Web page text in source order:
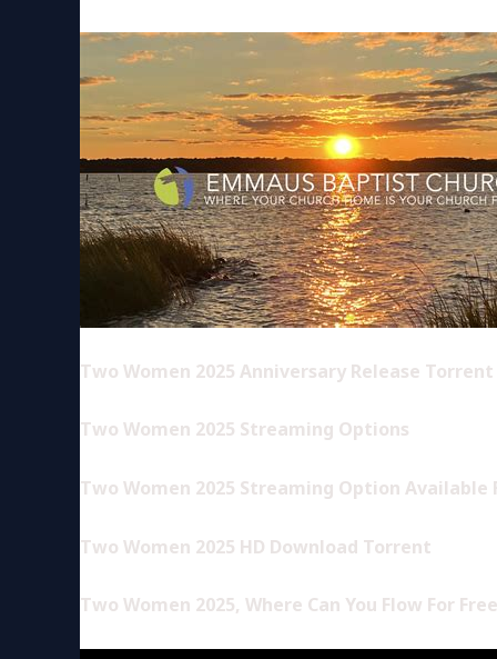
Two Women 2025 Anniversary Release Torrent
Two Women 2025 Streaming Options
Two Women 2025 Streaming Option Available
Two Women 2025 HD Download Torrent
Two Women 2025, Where Can You Flow For Free